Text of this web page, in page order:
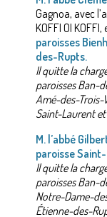
Gagnoa, avec
KOFFI OI
paroisses
des-Rupts.
Il quitte la
paroisses Ban-
Amé-des-Trois-
Saint-Laurent
M. l’abbé
paroisse
Il quitte la
paroisses Ban-
Notre-Dame-
Étienne-des-